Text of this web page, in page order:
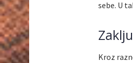
sebe. U
Kroz